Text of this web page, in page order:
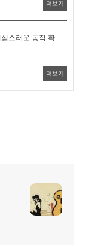
더보기
심스러운 동작 확
더보기